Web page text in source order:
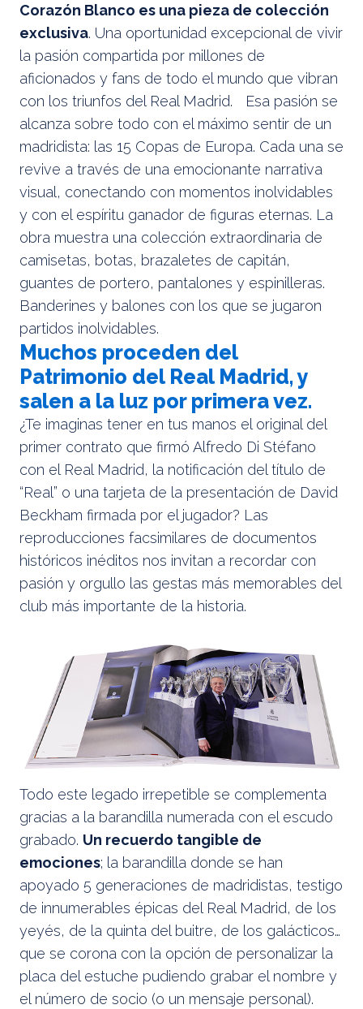
Corazón Blanco es una pieza de colección
exclusiva. Una oportunidad excepcional de vivir
la pasión compartida por millones de
aficionados y fans de todo el mundo que vibran
con los triunfos del Real Madrid. Esa pasión se
alcanza sobre todo con el máximo sentir de un
madridista: las 15 Copas de Europa. Cada una se
revive a través de una emocionante narrativa
visual, conectando con momentos inolvidables
y con el espíritu ganador de figuras eternas. La
obra muestra una colección extraordinaria de
camisetas, botas, brazaletes de capitán,
guantes de portero, pantalones y espinilleras.
Banderines y balones con los que se jugaron
partidos inolvidables.
Muchos proceden del
Patrimonio del Real Madrid, y
salen a la luz por primera vez.
¿Te imaginas tener en tus manos el original del
primer contrato que firmó Alfredo Di Stéfano
con el Real Madrid, la notificación del título de
“Real” o una tarjeta de la presentación de David
Beckham firmada por el jugador? Las
reproducciones facsimilares de documentos
históricos inéditos nos invitan a recordar con
pasión y orgullo las gestas más memorables del
club más importante de la historia.
Todo este legado irrepetible se complementa
gracias a la barandilla numerada con el escudo
grabado. Un recuerdo tangible de
emociones; la barandilla donde se han
apoyado 5 generaciones de madridistas, testigo
de innumerables épicas del Real Madrid, de los
yeyés, de la quinta del buitre, de los galácticos…
que se corona con la opción de personalizar la
placa del estuche pudiendo grabar el nombre y
el número de socio (o un mensaje personal).